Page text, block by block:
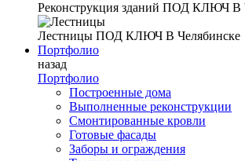
Реконструкция зданий ПОД КЛЮЧ В
Лестницы ПОД КЛЮЧ В Челябинске
Портфолио
назад
Портфолио
Построенные дома
Выполненные реконструкции
Смонтированные кровли
Готовые фасады
Заборы и ограждения